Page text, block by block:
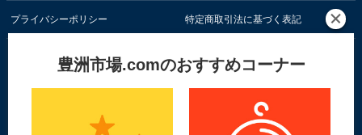
プライバシーポリシー 特定商取引法に基づく表記
豊洲市場.comのおすすめコーナー